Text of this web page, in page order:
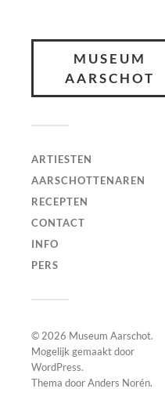
MUSEUM
AARSCHOT
ARTIESTEN
AARSCHOTTENAREN
RECEPTEN
CONTACT
INFO
PERS
© 2026 Museum Aarschot.
Mogelijk gemaakt door
WordPress.
Thema doorAnders Norén.